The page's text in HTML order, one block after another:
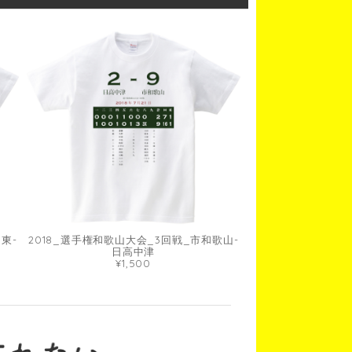
-
2018_選手権和歌山大会_3回戦_市和歌山-
日高中津
¥1,500